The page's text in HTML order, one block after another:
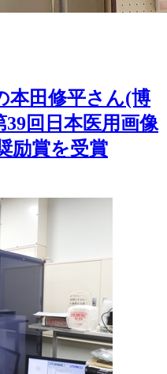
本田修平さん(博
回日本医用画像
励賞を受賞